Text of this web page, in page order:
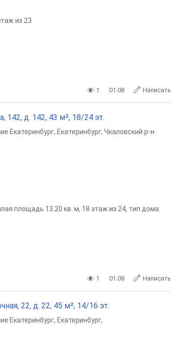
из 23
1 01.08 Написать
д. 142, 43 м², 18/24 эт.
Екатеринбург, Екатеринбург, Чкаловский р-н
площадь 13.20 кв. м, 18 этаж из 24, тип дома:
1 01.08 Написать
22, д. 22, 45 м², 14/16 эт.
Екатеринбург, Екатеринбург,